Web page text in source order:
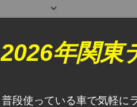
2026年関東
普段使っている車で気軽に